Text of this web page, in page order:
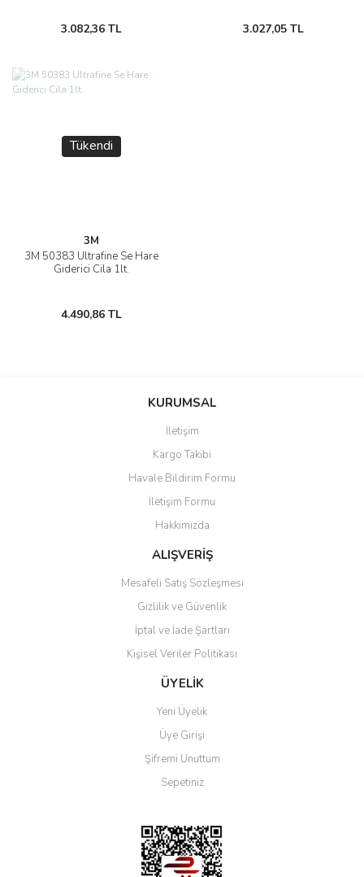
3.082,36 TL 3.027,05 TL
Tükendi
3M
3M 50383 Ultrafine Se Hare
Giderici Cila 1lt.
4.490,86 TL
KURUMSAL
İletişim
Kargo Takibi
Havale Bildirim Formu
İletişim Formu
Hakkımızda
ALIŞVERİŞ
Mesafeli Satış Sözleşmesi
Gizlilik ve Güvenlik
İptal ve İade Şartları
Kişisel Veriler Politikası
ÜYELİK
Yeni Üyelik
Üye Girişi
Şifremi Unuttum
Sepetiniz